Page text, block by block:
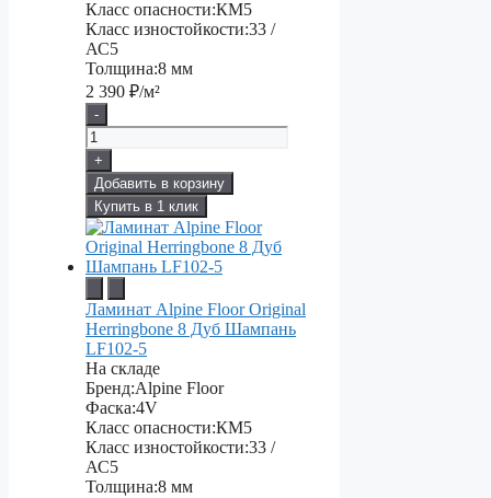
Класс опасности:КМ5
Класс изностойкости:33 /
АС5
Толщина:8 мм
2 390 ₽/м²
-
+
Добавить в корзину
Купить в 1 клик
Ламинат Alpine Floor Original
Herringbone 8 Дуб Шампань
LF102-5
На складе
Бренд:Alpine Floor
Фаска:4V
Класс опасности:КМ5
Класс изностойкости:33 /
АС5
Толщина:8 мм